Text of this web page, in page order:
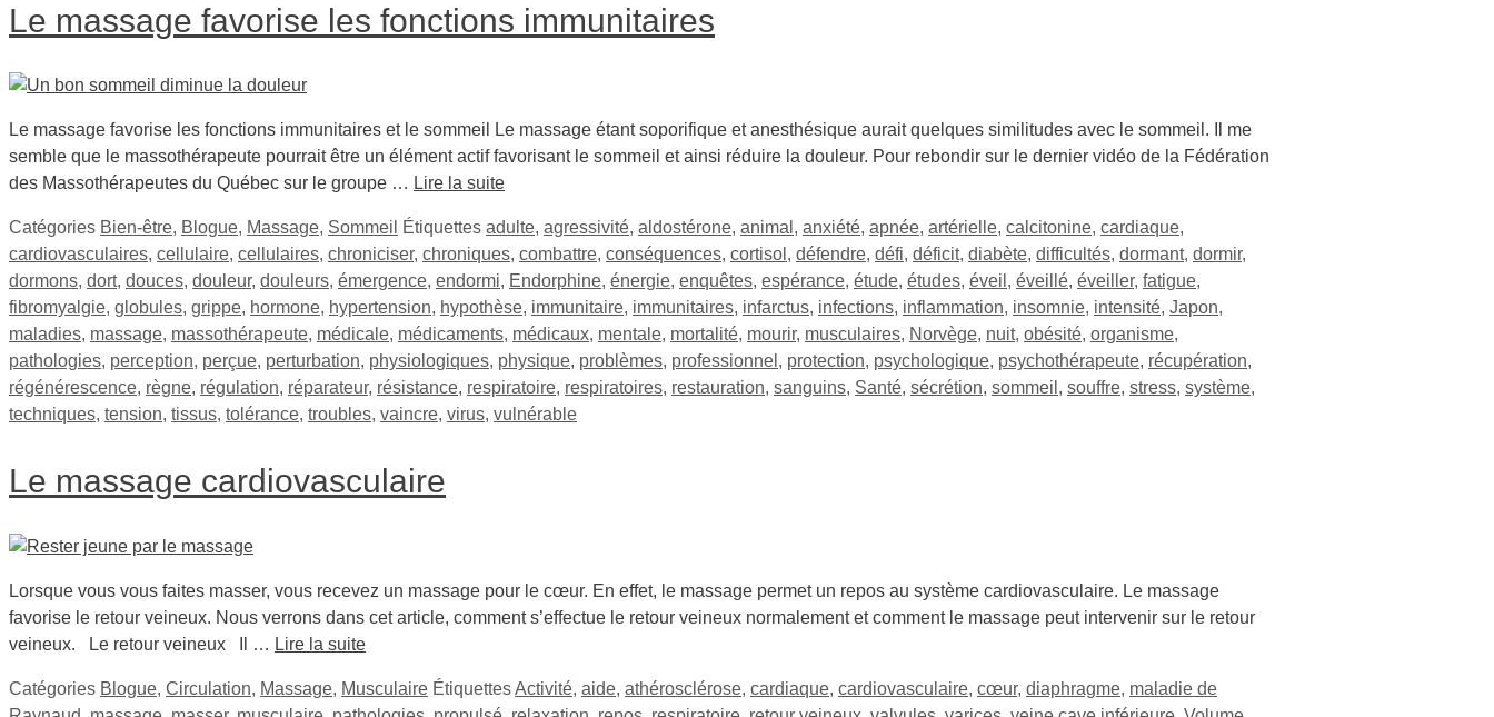
Le massage favorise les fonctions immunitaires
Le massage favorise les fonctions immunitaires et le sommeil Le massage étant soporifique et anesthésique aurait quelques similitudes avec le sommeil. Il me
semble que le massothérapeute pourrait être un élément actif favorisant le sommeil et ainsi réduire la douleur. Pour rebondir sur le dernier vidéo de la Fédération
des Massothérapeutes du Québec sur le groupe … Lire la suite
Catégories Bien-être, Blogue, Massage, Sommeil Étiquettes adulte, agressivité, aldostérone, animal , anxiété, apnée, artérielle, calcitonine, cardiaque,
cardiovasculaires, cellulaire, cellulaires, chroniciser, chroniques, combattre, conséquences, cortisol , défendre, défi, déficit, diabète, difficultés, dormant, dormir,
dormons, dort, douces, douleur, douleurs, émergence, endormi, Endorphine, énergie, enquêtes, espérance, étude, études, éveil , éveillé, éveiller, fatigue,
fibromyalgie, globules, grippe, hormone, hypertension, hypothèse, immunitaire, immunitaires, infarctus, infections, inflammation, insomnie, intensité, Japon,
maladies, massage, massothérapeute, médicale, médicaments, médicaux, mentale, mortalité, mourir, musculaires, Norvège, nuit, obésité, organisme,
pathologies, perception, perçue, perturbation, physiologiques, physique, problèmes, professionnel , protection, psychologique, psychothérapeute, récupération,
régénérescence, règne, régulation, réparateur, résistance, respiratoire, respiratoires, restauration, sanguins, Santé, sécrétion, sommeil , souffre, stress, système,
techniques, tension, tissus, tolérance, troubles, vaincre, virus, vulnérable
Le massage cardiovasculaire
Lorsque vous vous faites masser, vous recevez un massage pour le cœur. En effet, le massage permet un repos au système cardiovasculaire. Le massage
favorise le retour veineux. Nous verrons dans cet article, comment s’effectue le retour veineux normalement et comment le massage peut intervenir sur le retour
veineux. Le retour veineux Il … Lire la suite
Catégories Blogue, Circulation, Massage, Musculaire ÉtiquettesActivité, aide, athérosclérose, cardiaque, cardiovasculaire, cœur, diaphragme, maladie de